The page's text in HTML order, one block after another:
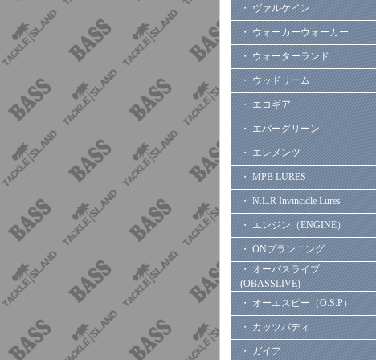
・ ヴァルケイン
・ ウォーカーウォーカー
・ ウォーターランド
・ ウッドリーム
・ エコギア
・ エバーグリーン
・ エレメンツ
・ MPB LURES
・ N.L.R Invincidle Lures
・ エンジン（ENGINE）
・ ONプランニング
・ オーバスライブ
(OBASSLIVE)
・ オーエスピー（O.S.P）
・ カッツバディ
・ ガイア